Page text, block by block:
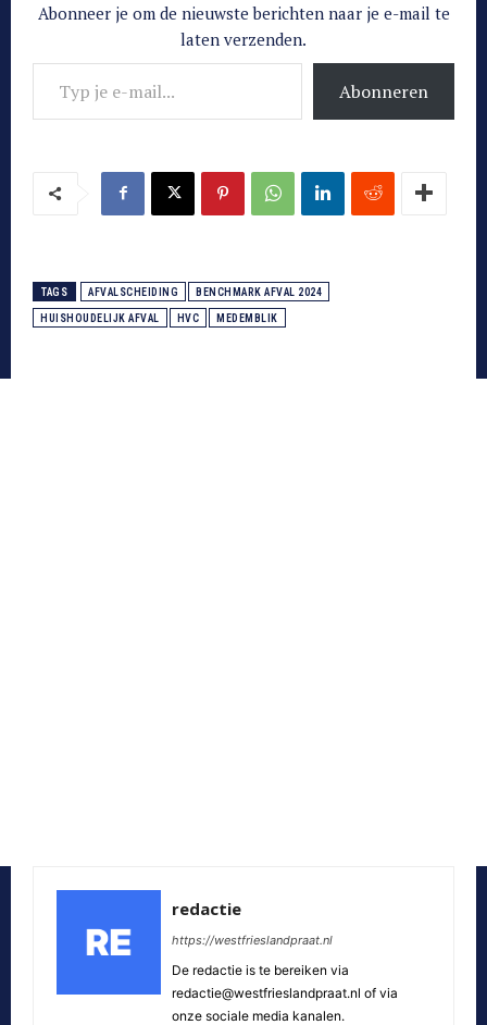
Abonneer je om de nieuwste berichten naar je e-mail te
laten verzenden.
Typ je e-mail...
Abonneren
TAGS AFVALSCHEIDING BENCHMARK AFVAL 2024
HUISHOUDELIJK AFVAL HVC MEDEMBLIK
redactie
https://westfrieslandpraat.nl
De redactie is te bereiken via
redactie@westfrieslandpraat.nl of via
onze sociale media kanalen.